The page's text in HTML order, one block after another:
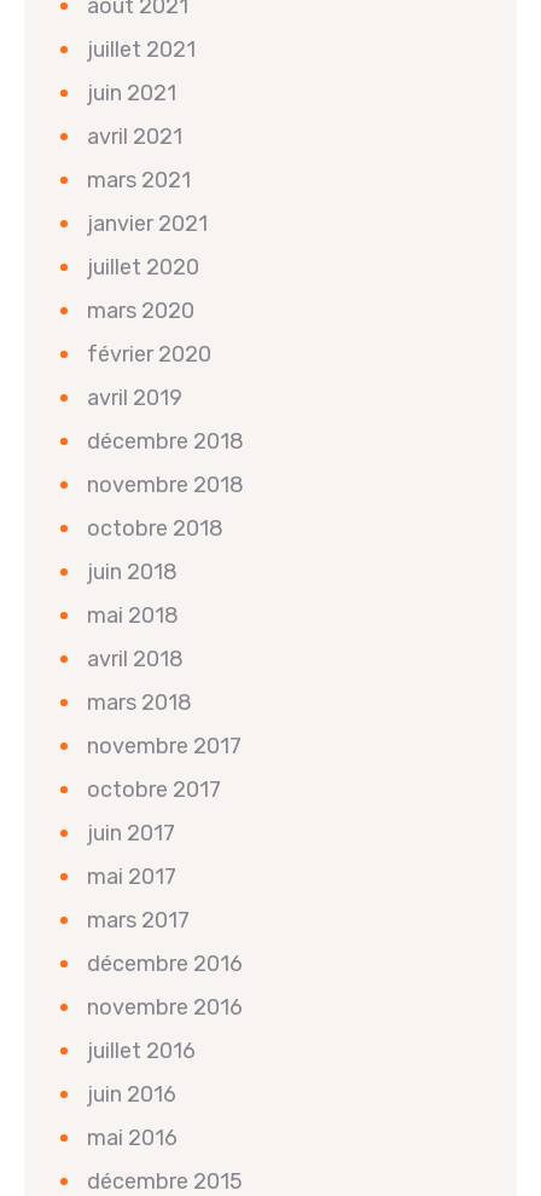
août 2021
juillet 2021
juin 2021
avril 2021
mars 2021
janvier 2021
juillet 2020
mars 2020
février 2020
avril 2019
décembre 2018
novembre 2018
octobre 2018
juin 2018
mai 2018
avril 2018
mars 2018
novembre 2017
octobre 2017
juin 2017
mai 2017
mars 2017
décembre 2016
novembre 2016
juillet 2016
juin 2016
mai 2016
décembre 2015